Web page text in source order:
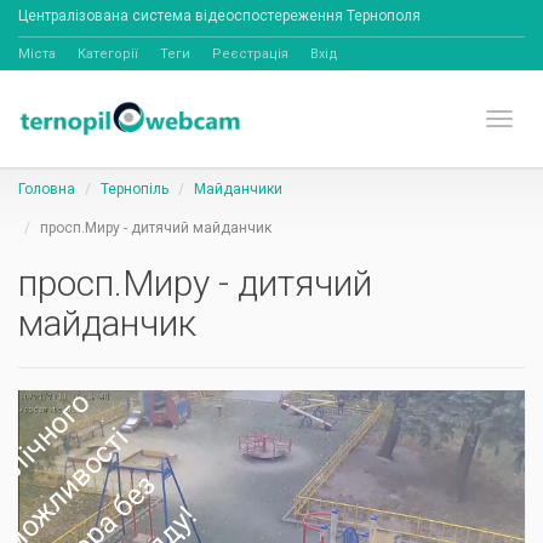
Централізована система відеоспостереження Тернополя
Міста Категорії Теги Реєстрація Вхід
Головна Тернопіль Майданчики
просп.Миру - дитячий майданчик
просп.Миру - дитячий
майданчик